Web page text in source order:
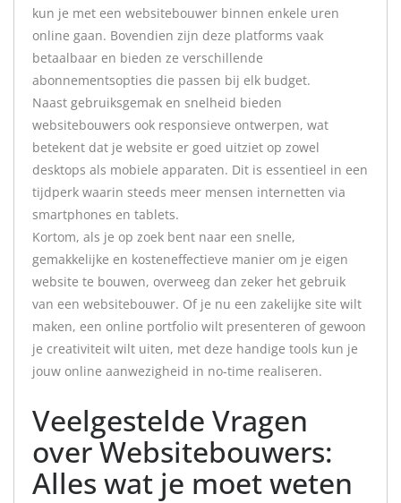
kun je met een websitebouwer binnen enkele uren
online gaan. Bovendien zijn deze platforms vaak
betaalbaar en bieden ze verschillende
abonnementsopties die passen bij elk budget.
Naast gebruiksgemak en snelheid bieden
websitebouwers ook responsieve ontwerpen, wat
betekent dat je website er goed uitziet op zowel
desktops als mobiele apparaten. Dit is essentieel in een
tijdperk waarin steeds meer mensen internetten via
smartphones en tablets.
Kortom, als je op zoek bent naar een snelle,
gemakkelijke en kosteneffectieve manier om je eigen
website te bouwen, overweeg dan zeker het gebruik
van een websitebouwer. Of je nu een zakelijke site wilt
maken, een online portfolio wilt presenteren of gewoon
je creativiteit wilt uiten, met deze handige tools kun je
jouw online aanwezigheid in no-time realiseren.
Veelgestelde Vragen
over Websitebouwers:
Alles wat je moet weten